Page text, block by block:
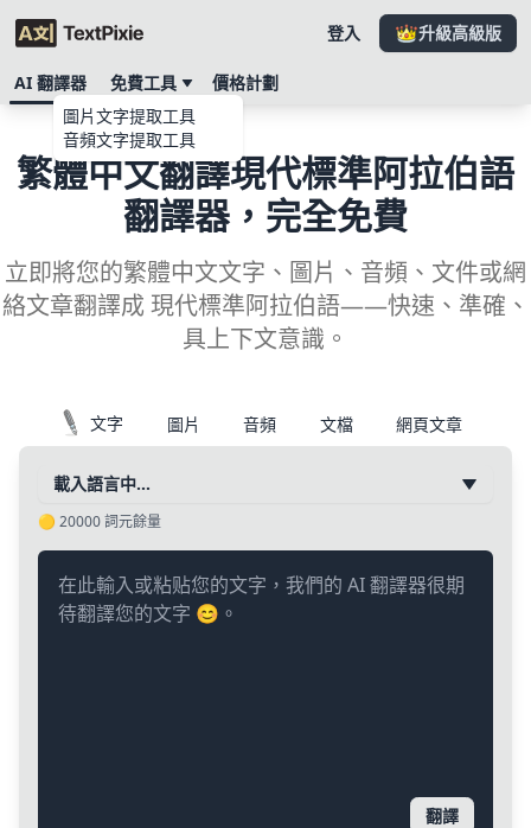
登入 升級高級版
AI 翻譯器
免費工具
圖片文字提取工具
音頻文字提取工具
價格計劃
繁體中文翻譯現代標準阿拉伯語
翻譯器，完全免費
立即將您的繁體中文文字、圖片、音頻、文件或網
絡文章翻譯成 現代標準阿拉伯語——快速、準確、
具上下文意識。
文字 圖片 音頻 文檔 網頁文章
載入語言中…
🟡 20000詞元餘量
翻譯